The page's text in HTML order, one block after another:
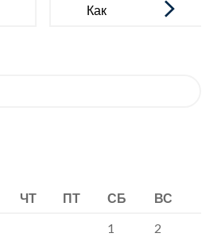
Как
ЧТ ПТ СБ
ВС
1
2